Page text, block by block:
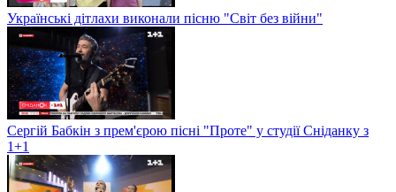
Українські дітлахи виконали пісню "Світ без війни"
Сергій Бабкін з прем'єрою пісні "Проте" у студії Сніданку з
1+1